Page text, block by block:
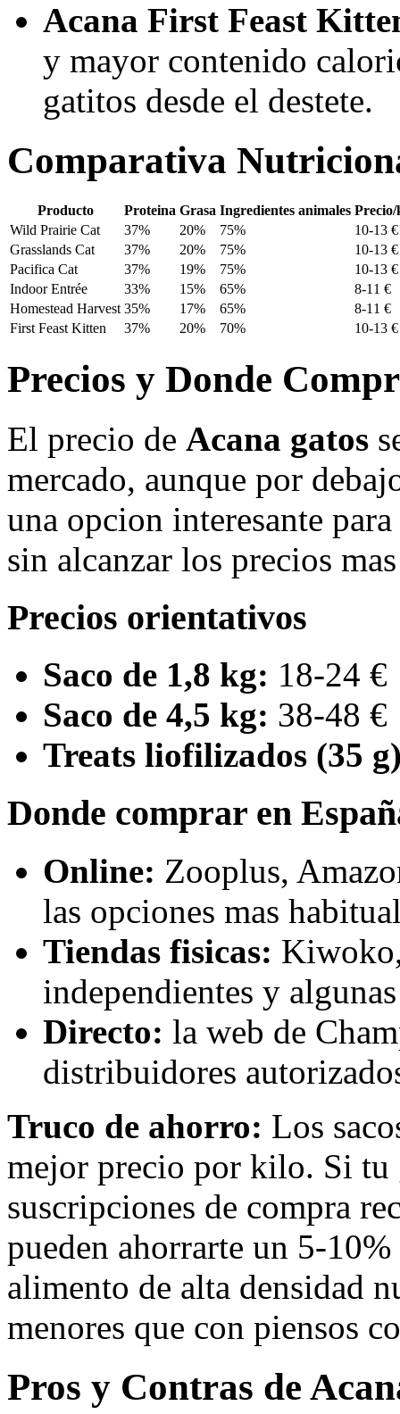
Acana First Feast
y mayor contenido
gatitos desde el destete.
Comparativa
Producto Proteina Grasa Ingredientes animales
Wild Prairie Cat
37% 20% 75%
10-13 €
Grasslands Cat
37% 20% 75%
10-13 €
Pacifica Cat
37% 19% 75%
10-13 €
Indoor Entrée
33% 15% 65%
8-11 €
Homestead Harvest 35% 17% 65%
8-11 €
First Feast Kitten
37% 20% 70% 10-13 €
Precios y Donde
El precio de Acana gatos
mercado, aunque por
una opcion interesante
sin alcanzar los precios
Precios orientativos
Saco de 1,8 kg: 18-24 €
Saco de 4,5 kg: 38-48 €
Treats liofilizados (35
Donde comprar en
Online: Zooplus,
las opciones mas
Tiendas fisicas:
independientes y
Directo: la web de
distribuidores
Truco de ahorro: Los
mejor precio por kilo. Si tu
suscripciones de compra
pueden ahorrarte un 5-
alimento de alta densidad
menores que con piensos
Pros y Contras de